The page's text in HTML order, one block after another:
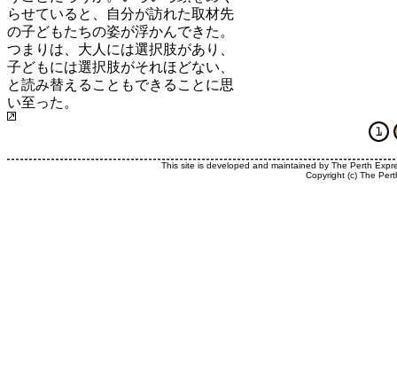
らせていると、自分が訪れた取材先
の子どもたちの姿が浮かんできた。
つまりは、大人には選択肢があり、
子どもには選択肢がそれほどない、
と読み替えることもできることに思
い至った。
This site is developed and maintained by The Perth
Copyright (c) The